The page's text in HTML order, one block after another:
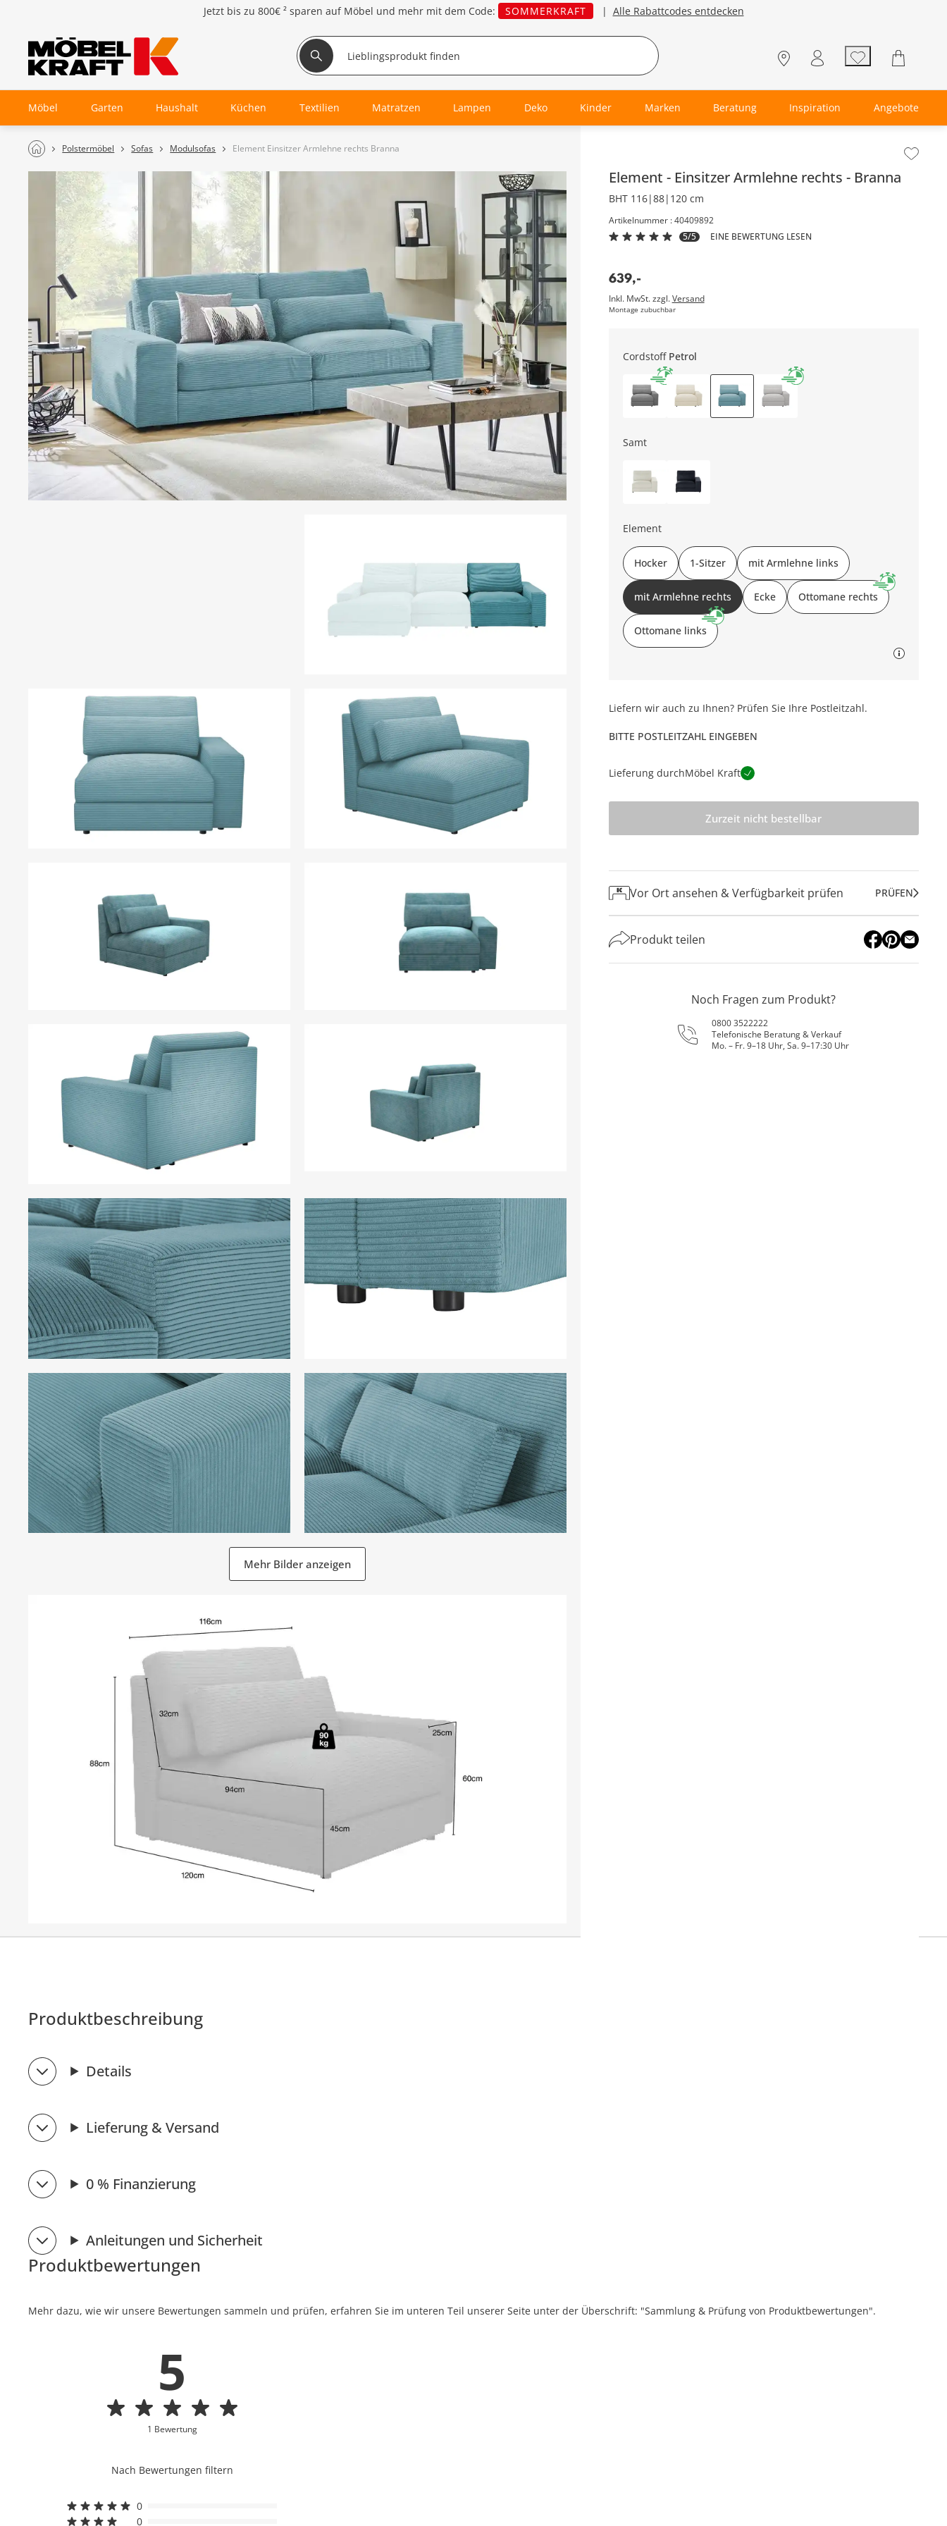
Jetzt bis zu 800€ ² sparen auf Möbel und mehr mit dem Code: SOMMERKRAFT | Alle Rabattcodes entdecken
Möbel Garten Haushalt Küchen Textilien Matratzen Lampen Deko Kinder Marken Beratung Inspiration Angebote
Polstermöbel Sofas Modulsofas Element Einsitzer Armlehne rechts Branna
Mehr Bilder anzeigen
Element Einsitzer Armlehne rechts Branna
BHT 116|88|120 cm
Artikelnummer : 40409892
5/5
EINE BEWERTUNG LESEN
639,-
Inkl. MwSt. zzgl.Versand
Montage zubuchbar
Cordstoff Petrol
Samt
Element
Hocker 1-Sitzer mit Armlehne links
mit Armlehne rechts Ecke Ottomane rechts
Ottomane links
Liefern wir auch zu Ihnen? Prüfen Sie Ihre Postleitzahl.
BITTE POSTLEITZAHL EINGEBEN
Lieferung durchMöbel Kraft
Zurzeit nicht bestellbar
Vor Ort ansehen & Verfügbarkeit prüfen PRÜFEN
Produkt teilen
Noch Fragen zum Produkt?
0800 3522222
Telefonische Beratung & Verkauf
Mo. – Fr. 9–18 Uhr, Sa. 9–17:30 Uhr
Produktbeschreibung
Details
Lieferung & Versand
0 % Finanzierung
Anleitungen und Sicherheit
Produktbewertungen
Mehr dazu, wie wir unsere Bewertungen sammeln und prüfen, erfahren Sie im unteren Teil unserer Seite unter der Überschrift: "Sammlung & Prüfung von Produktbewertungen".
5
1 Bewertung
Nach Bewertungen filtern
0
0